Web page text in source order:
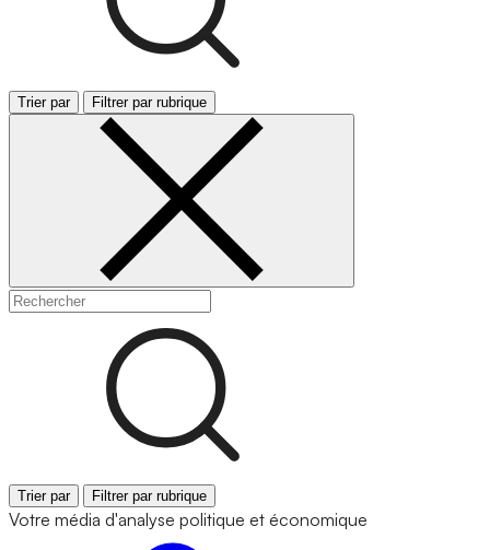
Trier par Filtrer par rubrique
Trier par Filtrer par rubrique
Votre média d'analyse politique et économique